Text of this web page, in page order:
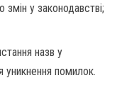
у законодавстві;
назв у
уникнення помилок.